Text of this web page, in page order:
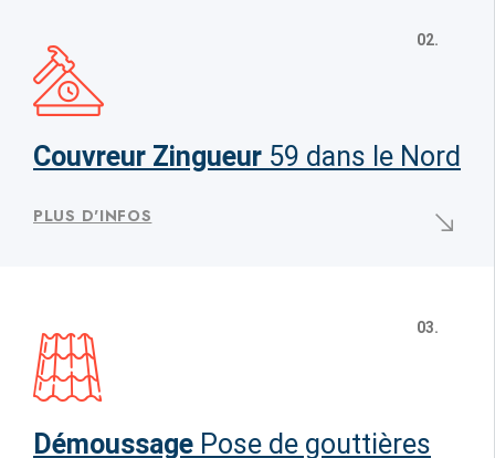
02.
Couvreur Zingueur 59 dans le Nord
PLUS D'INFOS
03.
Démoussage Pose de gouttières